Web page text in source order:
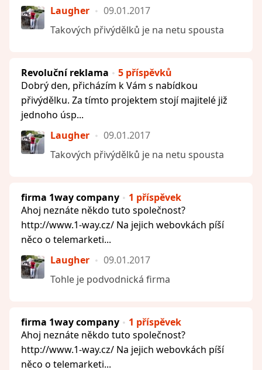
Laugher
09.01.2017
Takových přivýdělků je na netu spousta
Revoluční reklama
5 příspěvků
Dobrý den, přicházím k Vám s nabídkou
přivýdělku. Za tímto projektem stojí majitelé již
jednoho úsp...
Laugher
09.01.2017
Takových přivýdělků je na netu spousta
firma 1way company
1 příspěvek
Ahoj neznáte někdo tuto společnost?
http://www.1-way.cz/ Na jejich webovkách píší
něco o telemarketi...
Laugher
09.01.2017
Tohle je podvodnická firma
firma 1way company
1 příspěvek
Ahoj neznáte někdo tuto společnost?
http://www.1-way.cz/ Na jejich webovkách píší
něco o telemarketi...